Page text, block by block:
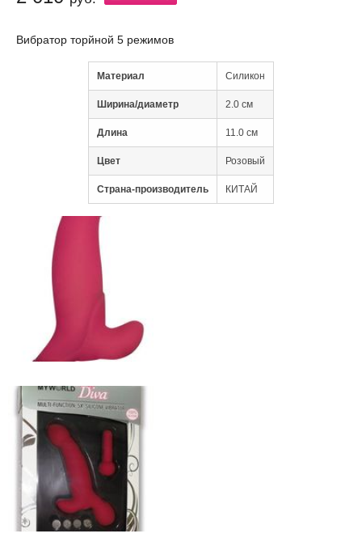
Вибратор торйной 5 режимов
Материал Силикон
Ширина/диаметр 2.0 см
Длина 11.0 см
Цвет Розовый
Страна-производитель КИТАЙ